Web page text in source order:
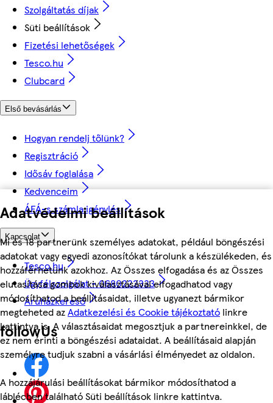
Adatvédelmi beállítások
Mi és 18 partnerünk személyes adatokat, például böngészési
adatokat vagy egyedi azonosítókat tárolunk a készülékeden, és
hozzáférhetünk azokhoz. Az Összes elfogadása és az Összes
elutasítása gombok kiválasztásával elfogadhatod vagy
módosíthatod a beállításaidat, illetve ugyanezt bármikor
megteheted azAdatkezelési és Cookie tájékoztató linkre
kattintva is. A választásaidat megosztjuk a partnereinkkel, de
ez nem érinti a böngészési adataidat. A beállításaid alapján
személyre tudjuk szabni a vásárlási élményedet az oldalon.
A hozzájárulási beállításokat bármikor módosíthatod a
láblécben található Süti beállítások linkre kattintva.
Szolgáltatás díjak
Süti beállítások
Fizetési lehetőségek
Tesco.hu
Clubcard
Első bevásárlás
Hogyan rendelj tőlünk?
Regisztráció
Idősáv foglalása
Kedvenceim
ÁFÁ-s számla igénylés
Kapcsolat
Tesco.hu
Ügyfélszolgálat - 0680222333
Áruházkereső
followUs